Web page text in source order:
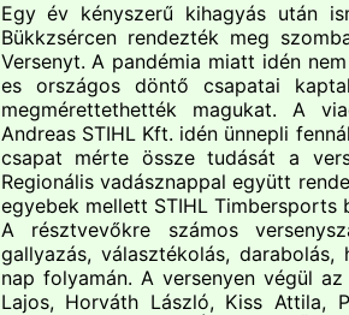
Egy év kényszerű kihagyás után
Bükkzsércen rendezték meg
Versenyt. A pandémia miatt idén
es országos döntő csapatai
megmérettethették magukat. A
Andreas STIHL Kft. idén ünnepli
csapat mérte össze tudását a
Regionális vadásznappal együtt
egyebek mellett STIHL Timbersports
A résztvevőkre számos
gallyazás, választékolás,
nap folyamán. A versenyen végül az
Lajos, Horváth László, Kiss Attila,